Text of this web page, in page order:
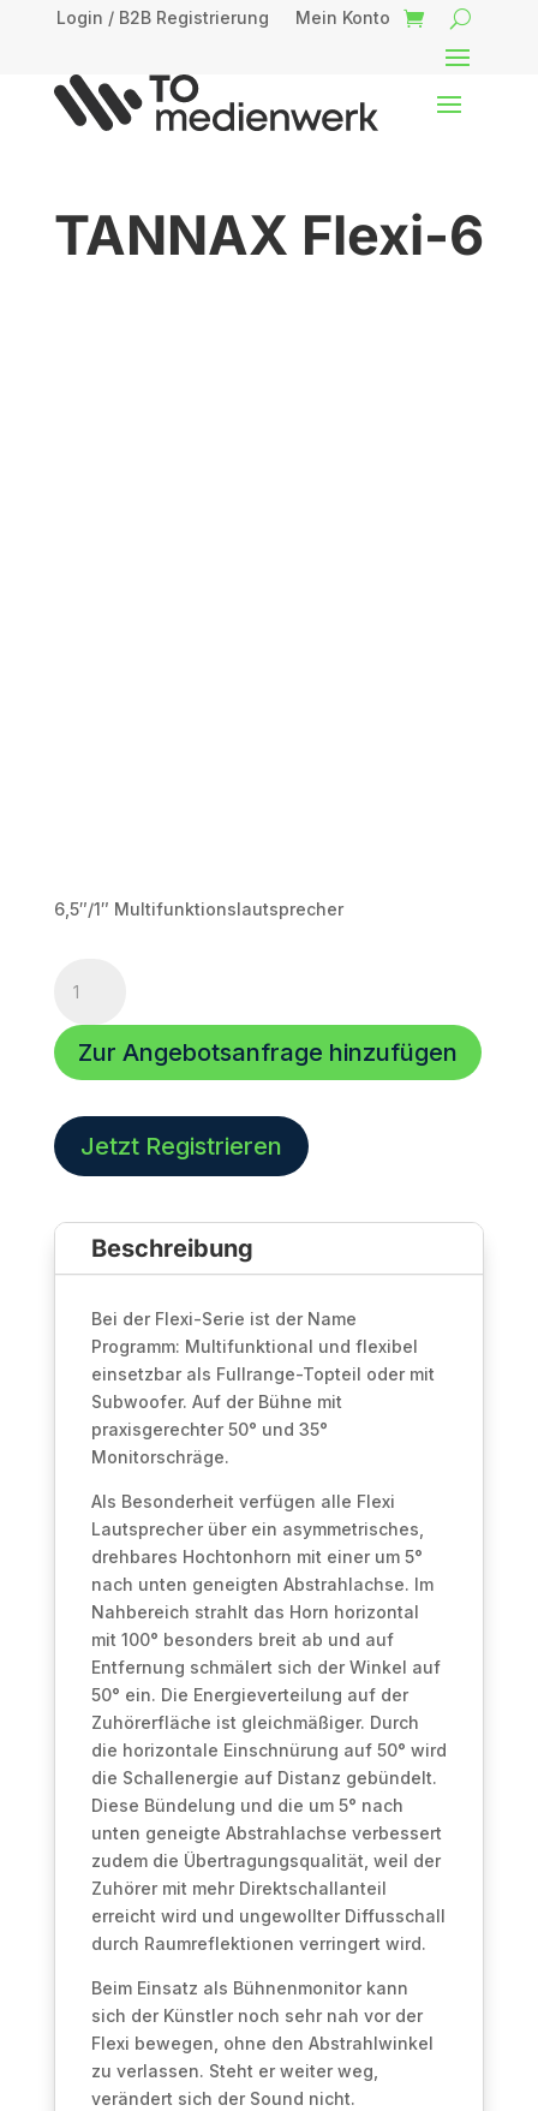
Login / B2B Registrierung Mein Konto
TANNAX Flexi-6
6,5″/1″ Multifunktionslautsprecher
Flexi-
Menge
Zur Angebotsanfrage hinzufügen
Jetzt Registrieren
Beschreibung
Bei der Flexi-Serie ist der Name
Programm: Multifunktional und flexibel
einsetzbar als Fullrange-Topteil oder mit
Subwoofer. Auf der Bühne mit
praxisgerechter 50° und 35°
Monitorschräge.
Als Besonderheit verfügen alle Flexi
Lautsprecher über ein asymmetrisches,
drehbares Hochtonhorn mit einer um 5°
nach unten geneigten Abstrahlachse. Im
Nahbereich strahlt das Horn horizontal
mit 100° besonders breit ab und auf
Entfernung schmälert sich der Winkel auf
50° ein. Die Energieverteilung auf der
Zuhörerfläche ist gleichmäßiger. Durch
die horizontale Einschnürung auf 50° wird
die Schallenergie auf Distanz gebündelt.
Diese Bündelung und die um 5° nach
unten geneigte Abstrahlachse verbessert
zudem die Übertragungsqualität, weil der
Zuhörer mit mehr Direktschallanteil
erreicht wird und ungewollter Diffusschall
durch Raumreflektionen verringert wird.
Beim Einsatz als Bühnenmonitor kann
sich der Künstler noch sehr nah vor der
Flexi bewegen, ohne den Abstrahlwinkel
zu verlassen. Steht er weiter weg,
verändert sich der Sound nicht.